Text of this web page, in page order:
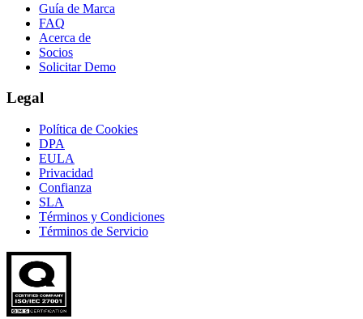
Guía de Marca
FAQ
Acerca de
Socios
Solicitar Demo
Legal
Política de Cookies
DPA
EULA
Privacidad
Confianza
SLA
Términos y Condiciones
Términos de Servicio